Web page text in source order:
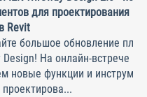
для проектирования
Revit
большое обновление
Design! На онлайн-встрече
новые функции и
проектирова...